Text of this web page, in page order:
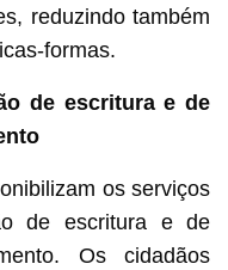
reduzindo também
formas.
de escritura e de
os serviços
de escritura e de
Os cidadãos